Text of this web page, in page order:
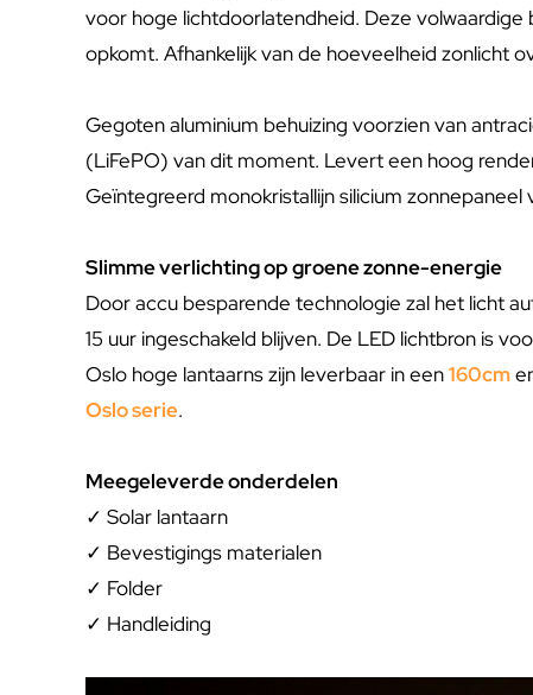
voor hoge lichtdoorlatendheid. Deze
opkomt. Afhankelijk van de hoeveelheid zonlicht
Gegoten aluminium behuizing voorzien van
(LiFePO) van dit moment. Levert een hoog
Geïntegreerd monokristallijn silicium
Slimme verlichting op groene zonne-energie
Door accu besparende technologie zal het licht
15 uur ingeschakeld blijven. De LED lichtbron is
Oslo hoge lantaarns zijn leverbaar in een160cm
Oslo serie.
Meegeleverde onderdelen
✓ Solar lantaarn
✓ Bevestigings materialen
✓ Folder
✓ Handleiding